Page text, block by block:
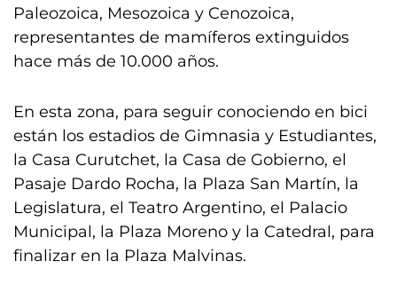
Paleozoica, Mesozoica y Cenozoica,
representantes de mamíferos extinguidos
hace más de 10.000 años.
En esta zona, para seguir conociendo en bici
están los estadios de Gimnasia y Estudiantes,
la Casa Curutchet, la Casa de Gobierno, el
Pasaje Dardo Rocha, la Plaza San Martín, la
Legislatura, el Teatro Argentino, el Palacio
Municipal, la Plaza Moreno y la Catedral, para
finalizar en la Plaza Malvinas.